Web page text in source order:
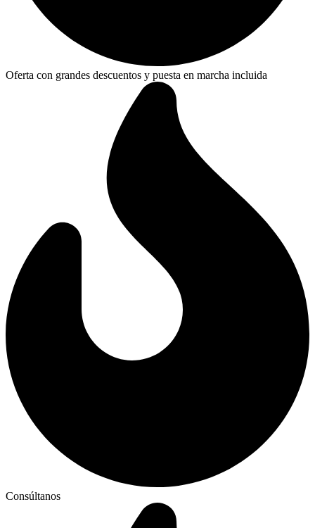
Oferta con grandes descuentos y puesta en marcha incluida
Consúltanos